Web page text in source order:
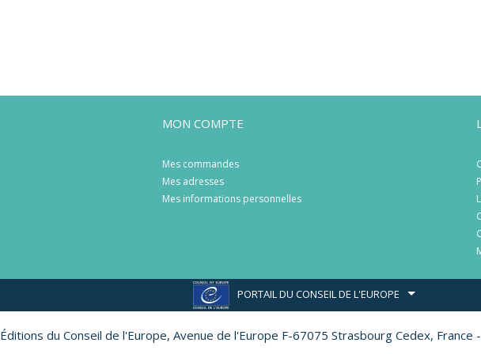
MON COMPTE
Mes commandes
Mes adresses
Mes informations personnelles
PORTAIL DU CONSEIL DE L'EUROPE
Éditions du Conseil de l'Europe, Avenue de l'Europe F-67075 Strasbourg Cedex, France